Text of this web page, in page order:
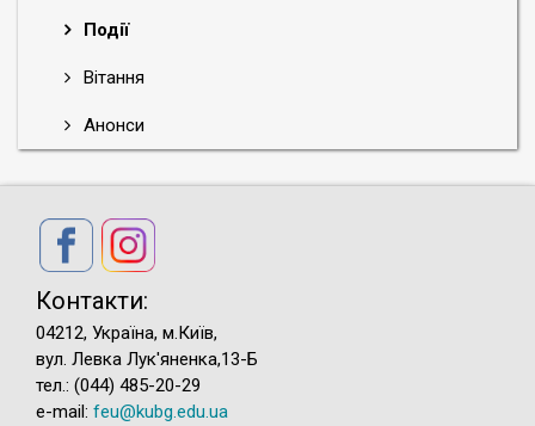
Події
Вітання
Анонси
Контакти:
04212, Україна, м.Київ,
вул. Левка Лук'яненка,13-Б
тел.: (044) 485-20-29
e-mail: feu@kubg.edu.ua